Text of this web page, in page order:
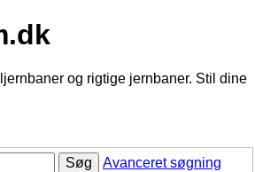
og rigtige jernbaner. Stil dine
Søg Avanceret søgning